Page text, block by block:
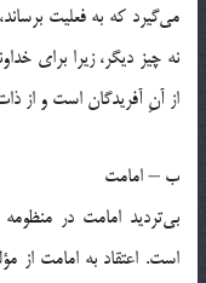
می‌گیرد که به فعلیت
نه چیز دیگر، زیرا برای
از آنِ آفریدگان است و از
ب – امامت
بی‌تردید امامت در
است. اعتقاد به امامت از